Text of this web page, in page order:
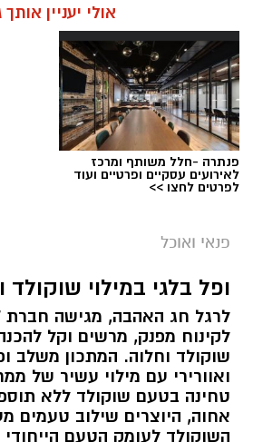
תגים: חביתת ירק
מצרכים (ל-2 מנות)
4 ביצים
½ פלפל אדום, חתוך
½ פלפל צהוב, חתוך
¼ פלפל ירוק, חתוך
אולי יעניין אותך
פנתרה -חלל משותף ומרכז
לאירועים עסקיים ופרטיים ועוד
לפרטים לחצו >>
פנאי ואוכל
ופל בלגי במילוי שוקולד
לרגל חג האהבה, מגישה חברת
לקינוח מפנק, מרשים וקל
שוקולד וחלוה. המתכון משלב
ואוורירי עם מילוי עשיר של
טחינה בטעם שוקולד ללא
אחוה, היוצרים שילוב טעמים
השוקולד לעומק הטעם